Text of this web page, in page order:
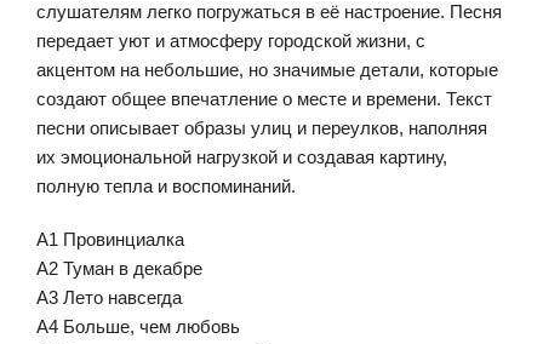
слушателям легко погружаться в её настроение. Песня
передает уют и атмосферу городской жизни, с
акцентом на небольшие, но значимые детали, которые
создают общее впечатление о месте и времени. Текст
песни описывает образы улиц и переулков, наполняя
их эмоциональной нагрузкой и создавая картину,
полную тепла и воспоминаний.
A1 Провинциалка
A2 Туман в декабре
A3 Лето навсегда
A4 Больше, чем любовь